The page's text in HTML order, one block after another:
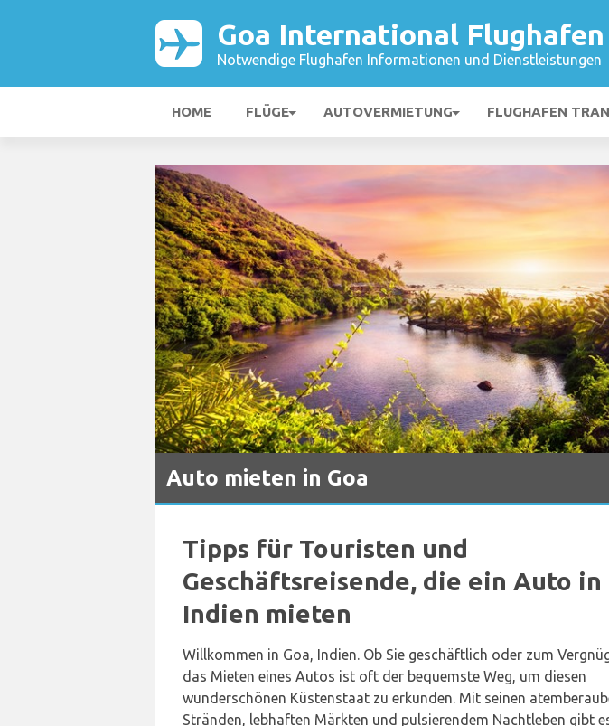
Goa International Flughafen
Notwendige Flughafen Informationen und Dienstleistungen
HOME FLÜGE AUTOVERMIETUNG FLUGHAFEN
Auto mieten in Goa
Tipps für Touristen und
Geschäftsreisende, die ein Auto in
Indien mieten
Willkommen in Goa, Indien. Ob Sie geschäftlich oder zum
das Mieten eines Autos ist oft der bequemste Weg, um diesen
wunderschönen Küstenstaat zu erkunden. Mit seinen
Stränden, lebhaften Märkten und pulsierendem Nachtleben gibt